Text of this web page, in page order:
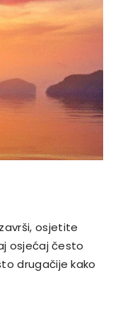
osjetite
osjećaj često
drugačije kako